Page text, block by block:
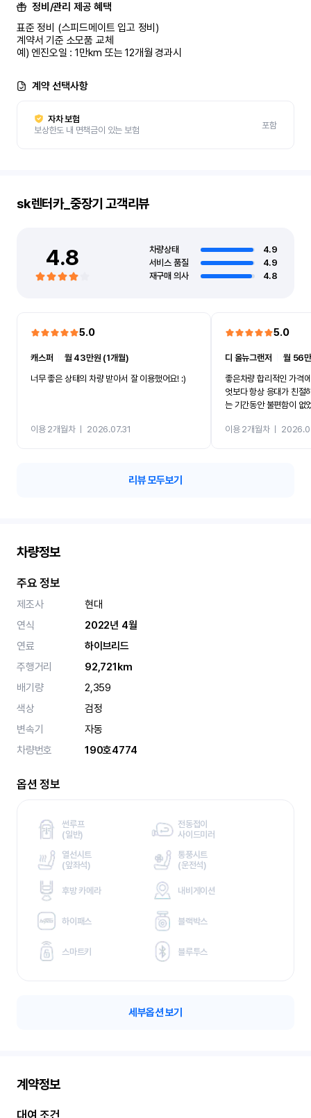
정비/관리 제공 혜택
표준 정비 (스피드메이트 입고 정비)
계약서 기준 소모품 교체
예) 엔진오일 : 1만km 또는 12개월 경과시
계약 선택사항
자차 보험
보상한도 내 면책금이 있는 보험
포함
sk렌터카_중장기 고객리뷰
4.8 차량상태
4.9
서비스 품질
4.9
재구매 의사
4.8
5.0
캐스퍼
월 43만원 (1개월)
너무 좋은 상태의 차량 받아서 잘 이용했어요! :)
이용 2개월차ㅣ 2026.07.31
5.0
디 올뉴그랜저 ㅣ월 56
좋은차량 합리적인 가격
엇보다 항상 응대가 친절
는 기간동안 불편함이 없
카 렌트 고민없이 강추합
이용 2개월차ㅣ
리뷰 모두보기
차량정보
주요 정보
제조사
현대
연식
2022년 4월
연료
하이브리드
주행거리
92,721km
배기량
2,359
색상
검정
변속기
자동
차량번호
190호4774
옵션 정보
썬루프
(일반)
전동접이
사이드미러
열선시트
(앞좌석)
통풍시트
(운전석)
후방 카메라 내비게이션
하이패스 블랙박스
스마트키 블루투스
세부옵션 보기
계약정보
대여 조건